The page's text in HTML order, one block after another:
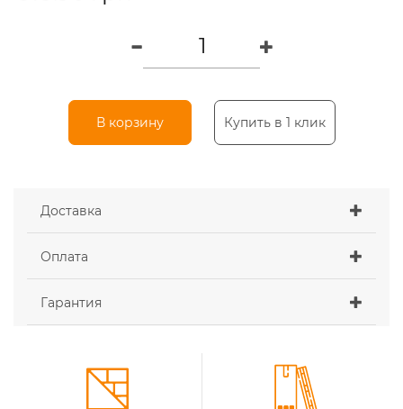
В корзину Купить в 1 клик
Доставка
Оплата
Гарантия